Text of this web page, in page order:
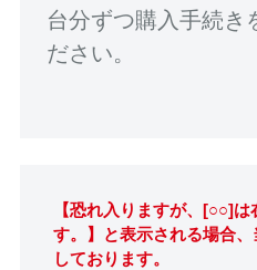
台分ずつ購入手続き
ださい。
【恐れ入りますが、[○○]
す。】と表示される場合
しております。